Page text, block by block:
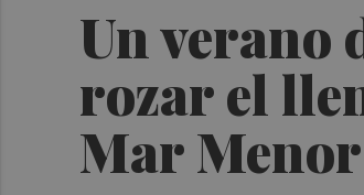
Un verano
rozar el
Mar Menor